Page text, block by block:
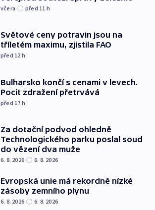
včera před 11 h
Světové ceny potravin jsou na
tříletém maximu, zjistila FAO
před 12 h
Bulharsko končí s cenami v levech.
Pocit zdražení přetrvává
před 17 h
Za dotační podvod ohledně
Technologického parku poslal soud
do vězení dva muže
6. 8. 2026 6. 8. 2026
Evropská unie má rekordně nízké
zásoby zemního plynu
6. 8. 2026 6. 8. 2026